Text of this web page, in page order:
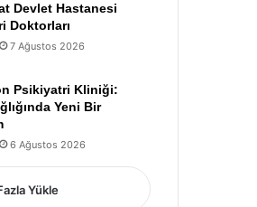
Devlet Hastanesi
Doktorları
7 Ağustos 2026
Psikiyatri Kliniği:
Yeni Bir
6 Ağustos 2026
Yükle